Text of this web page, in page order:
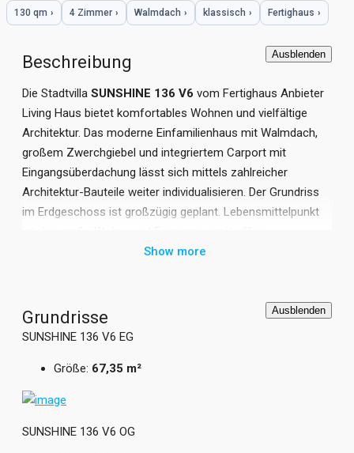
130 qm › 4 Zimmer › Walmdach › klassisch › Fertighaus ›
Beschreibung Ausblenden
Die Stadtvilla SUNSHINE 136 V6 vom Fertighaus Anbieter
Living Haus bietet komfortables Wohnen und vielfältige
Architektur. Das moderne Einfamilienhaus mit Walmdach,
großem Zwerchgiebel und integriertem Carport mit
Eingangsüberdachung lässt sich mittels zahlreicher
Architektur-Bauteile weiter individualisieren. Der Grundriss
im Erdgeschoss ist großzügig geplant. Lebensmittelpunkt
angeschlossener Küche. Im Obergeschoss verfügt das
großes Badezimmer. Mit rund 135 qm Wohnfläche und
insgesamt 4 Zimmern bietet die Fertighaus Stadtvilla
Familie.
Grundrisse und Abbildungen können Extras zeigen.
Show more
Grundrisse Ausblenden
SUNSHINE 136 V6 EG
Größe: 67,35 m²
SUNSHINE 136 V6 OG